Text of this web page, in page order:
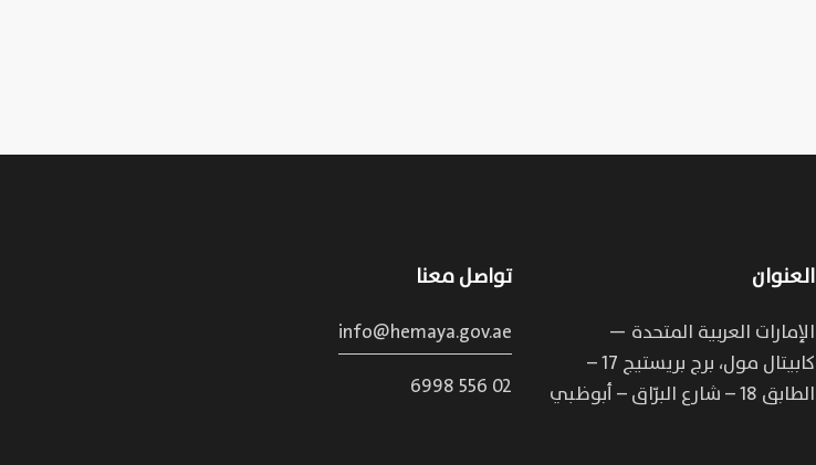
العنوان
الإمارات العربية المتحدة —
كابيتال مول، برج بريستيج 17 –
الطابق 18 – شارع البرّاق – أبوظبي
تواصل معنا
info@hemaya.gov.ae
02 556 6998